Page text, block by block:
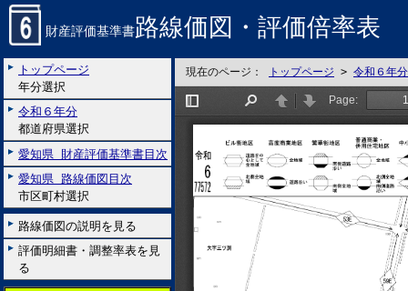
財産評価基準書路線価図・評価倍率表
トップページ
年分選択
令和６年分
都道府県選択
愛知県 財産評価基準書目次
愛知県 路線価図目次
市区町村選択
路線価図の説明を見る
評価明細書・調整率表を見
る
現在のページ： トップページ > 令和６年分